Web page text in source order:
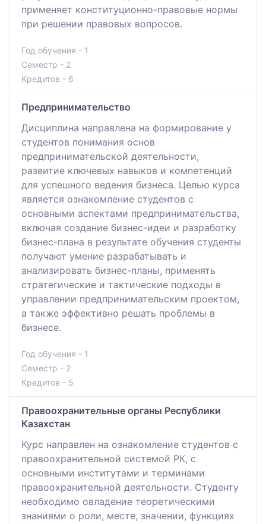
применяет конституционно-правовые нормы
при решении правовых вопросов.
Год обучения - 1
Семестр - 2
Кредитов - 6
Предпринимательство
Дисциплина направлена на формирование у
студентов понимания основ
предпринимательской деятельности,
развитие ключевых навыков и компетенций
для успешного ведения бизнеса. Целью курса
является ознакомление студентов с
основными аспектами предпринимательства,
включая создание бизнес-идеи и разработку
бизнес-плана в результате обучения студенты
получают умение разрабатывать и
анализировать бизнес-планы, применять
стратегические и тактические подходы в
управлении предпринимательским проектом,
а также эффективно решать проблемы в
бизнесе.
Год обучения - 1
Семестр - 2
Кредитов - 5
Правоохранительные органы Республики
Казахстан
Курс направлен на ознакомление студентов с
правоохранительной системой РК, с
основными институтами и терминами
правоохранительной деятельности. Студенту
необходимо овладение теоретическими
знаниями о роли, месте, значении, функциях